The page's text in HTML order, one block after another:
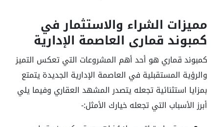
مميزات الشراء والاستثمار في
كمبوند قماري العاصمة الإدارية
كمبوند قماري هو أحد أهم المشروعات التي تعكس التميز
والرؤية المستقبلية في العاصمة الإدارية الجديدة يتمتع
بمزايا استثنائية تجعله يتصدر المشهد العقاري وفيما يلي
أبرز الأسباب التي تجعله خيارك الأمثل:-